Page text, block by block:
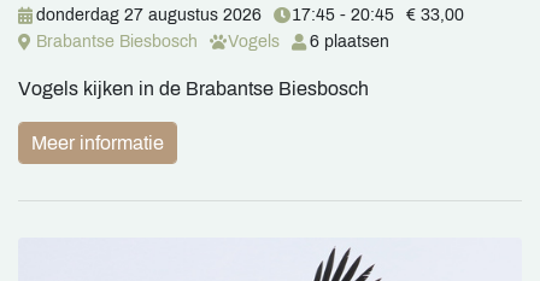
donderdag 27 augustus 2026 17:45 - 20:45
€ 33,00
Brabantse Biesbosch
Vogels 6 plaatsen
Vogels kijken in de Brabantse Biesbosch
Meer informatie